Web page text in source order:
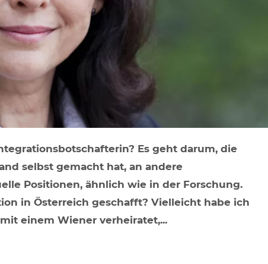
Es geht darum, die
selbst gemacht hat, an andere
Positionen, ähnlich wie in der Forschung.
in Österreich geschafft? Vielleicht habe ich
einem Wiener verheiratet,...